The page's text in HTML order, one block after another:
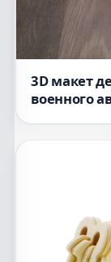
3D макет
военного